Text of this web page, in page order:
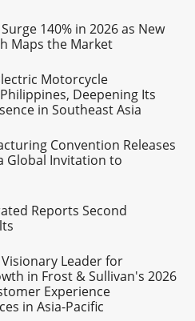
140% in 2026 as New
Maps the Market
Motorcycle
Deepening Its
in Southeast Asia
Convention Releases
Global Invitation to
Reports Second
Leader for
in Frost & Sullivan's 2026
Experience
in Asia-Pacific